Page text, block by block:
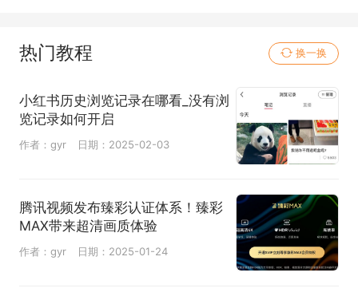
热门教程 换一换
小红书历史浏览记录在哪看_没有浏
览记录如何开启
作者：gyr 日期：2025-02-03
腾讯视频发布臻彩认证体系！臻彩
MAX带来超清画质体验
作者：gyr 日期：2025-01-24